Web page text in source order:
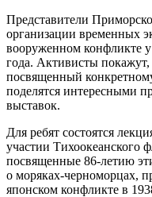
Представители
организации временных
вооруженном конфликте
года. Активисты
посвященный
поделятся интересными
выставок.
Для ребят состоятся
участии Тихоокеанского
посвященные 86-летию
о моряках-черноморцах,
японском конфликте в